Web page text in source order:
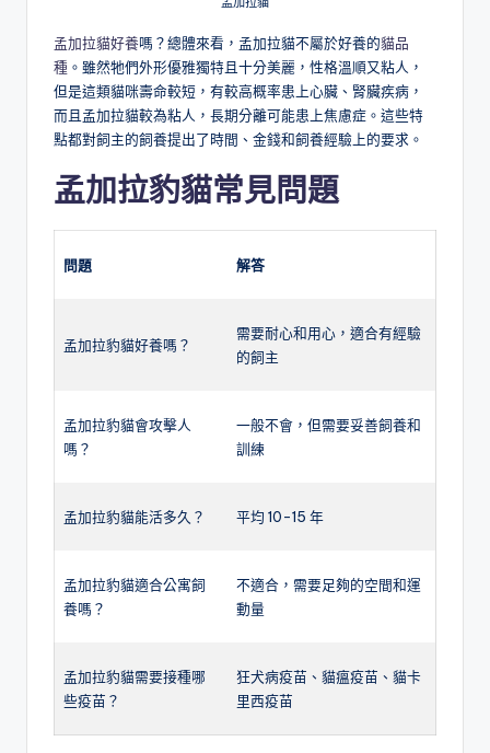
孟加拉貓好養嗎？總體來看，孟加拉貓不屬於好養的貓品
種 。雖然牠們外形優雅獨特且十分美麗，性格溫順又粘人，
但是這類貓咪壽命較短，有較高概率患上心臟、腎臟疾病，
而且孟加拉貓較為粘人，長期分離可能患上焦慮症。這些特
點都對飼主的飼養提出了時間、金錢和飼養經驗上的要求。
孟加拉豹貓常見問題
問題 解答
孟加拉豹貓好養嗎？
需要耐心和用心，適合有經驗
的飼主
孟加拉豹貓會攻擊人
嗎？
一般不會，但需要妥善飼養和
訓練
孟加拉豹貓能活多久？ 平均 10-15 年
孟加拉豹貓適合公寓飼
養嗎？
不適合，需要足夠的空間和運
動量
孟加拉豹貓需要接種哪
些疫苗？
狂犬病疫苗、貓瘟疫苗、貓卡
里西疫苗